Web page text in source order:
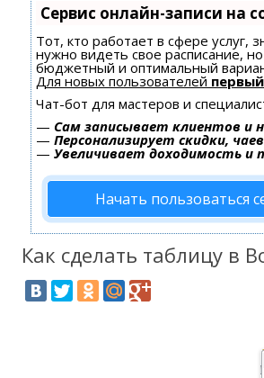
Сервис онлайн-записи на
Тот, кто работает в сфере услуг,
нужно видеть свое расписание,
бюджетный и оптимальный
Для новых пользователей
Чат-бот для мастеров и
— Сам записывает клиентов и
— Персонализирует скидки,
— Увеличивает доходимость
Начать пользоваться
Как сделать таблицу в